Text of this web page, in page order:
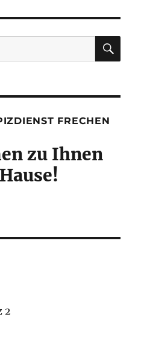
FRECHEN
zu Ihnen
2